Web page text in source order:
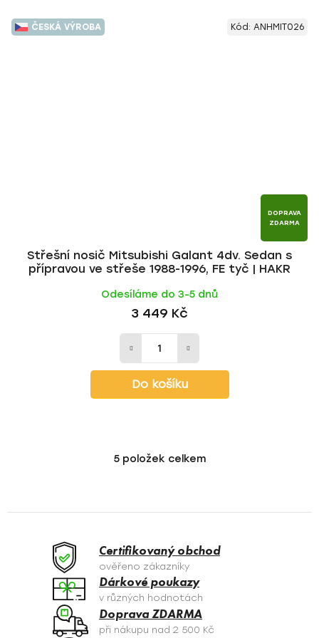
ČESKÁ VÝROBA
DOPRAVA
ZDARMA
Střešní nosič Mitsubishi Galant 4dv. Sedan s
přípravou ve střeše 1988-1996, FE tyč | HAKR
Odesíláme do 3-5 dnů
3 449 Kč
Do košíku
Kód: ANHMIT026
O
á
c
í
p
r
v
5položek celkem
Certifikovaný obchod
ověřeno zákazníky
Dárkové poukazy
v různých hodnotách
Doprava ZDARMA
při nákupu nad 2 500 Kč